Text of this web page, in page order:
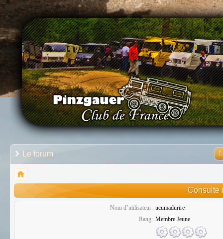
Le forum
Consulte
Nom d’utilisateur: ucumadurire
Rang: Membre Jeune